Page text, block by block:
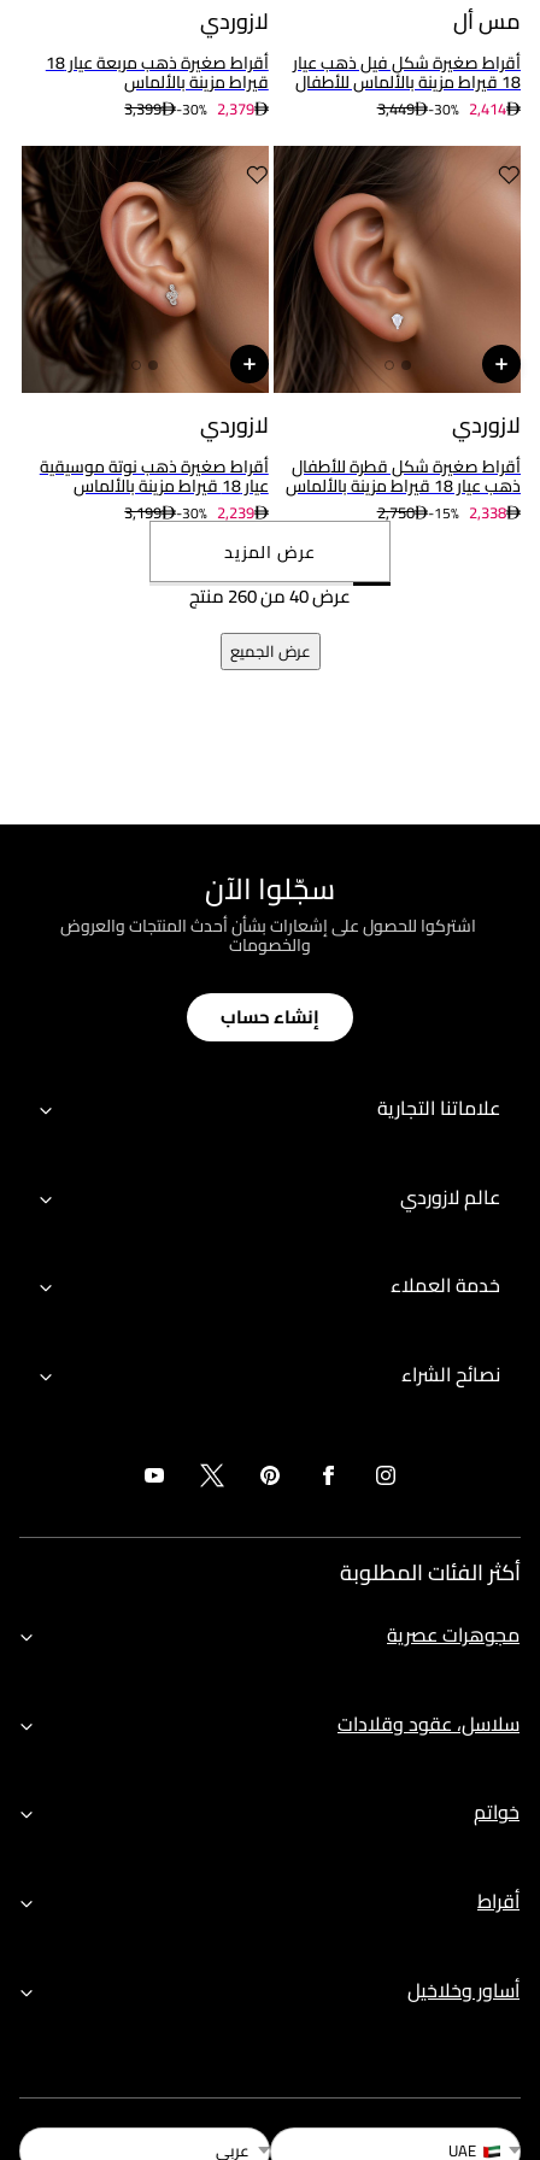
مس أل
أقراط صغيرة شكل فيل ذهب عيار
18 قيراط مزينة بالألماس للأطفال
3,449 30%- 2,414
لازوردي
أقراط صغيرة ذهب مربعة عيار 18
قيراط مزينة بالألماس
3,399 30%- 2,379
لازوردي
أقراط صغيرة شكل قطرة للأطفال
ذهب عيار 18 قيراط مزينة بالألماس
2,750 15%- 2,338
لازوردي
أقراط صغيرة ذهب نوتة موسيقية
عيار 18 قيراط مزينة بالألماس
3,199 30%- 2,239
عرض المزيد
عرض 40 من 260 منتج
عرض الجميع
سجّلوا الآن
؜ اشتركوا للحصول على إشعارات بشأن أحدث المنتجات والعروض
والخصومات
إنشاء حساب
علاماتنا التجارية
عالم لازوردي
خدمة العملاء
نصائح الشراء
أكثر الفئات المطلوبة
مجوهرات عصرية
سلاسل، عقود وقلادات
خواتم
أقراط
أساور وخلاخيل
UAE عربي